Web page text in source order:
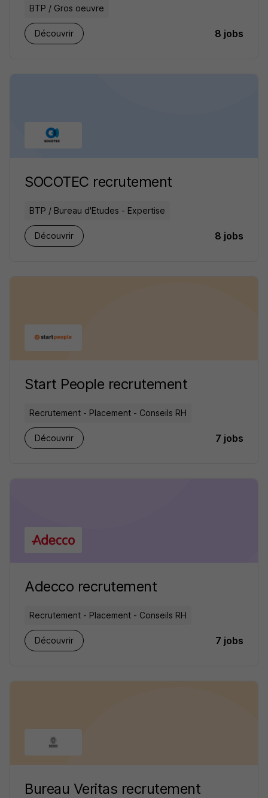
BTP / Gros oeuvre
Découvrir 8 jobs
SOCOTEC recrutement
BTP / Bureau d'Etudes - Expertise
Découvrir 8 jobs
Start People recrutement
Recrutement - Placement - Conseils RH
Découvrir 7 jobs
Adecco recrutement
Recrutement - Placement - Conseils RH
Découvrir 7 jobs
Bureau Veritas recrutement